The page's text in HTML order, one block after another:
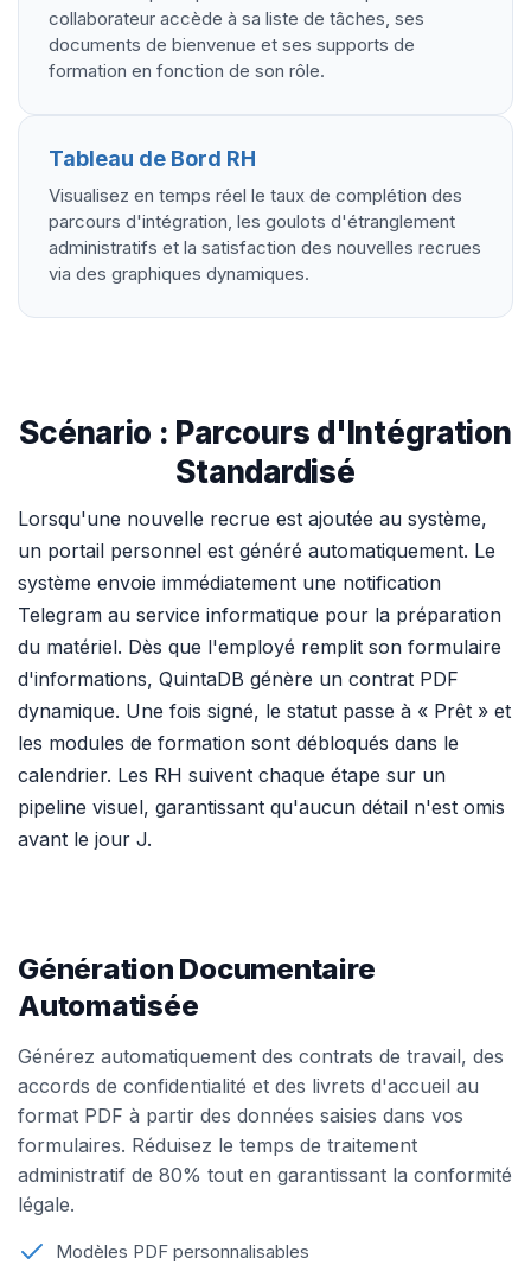
collaborateur accède à sa liste de tâches, ses
documents de bienvenue et ses supports de
formation en fonction de son rôle.
Tableau de Bord RH
Visualisez en temps réel le taux de complétion des
parcours d'intégration, les goulots d'étranglement
administratifs et la satisfaction des nouvelles recrues
via des graphiques dynamiques.
Scénario : Parcours d'Intégration
Standardisé
Lorsqu'une nouvelle recrue est ajoutée au système,
un portail personnel est généré automatiquement. Le
système envoie immédiatement une notification
Telegram au service informatique pour la préparation
du matériel. Dès que l'employé remplit son formulaire
d'informations, QuintaDB génère un contrat PDF
dynamique. Une fois signé, le statut passe à « Prêt » et
les modules de formation sont débloqués dans le
calendrier. Les RH suivent chaque étape sur un
pipeline visuel, garantissant qu'aucun détail n'est omis
avant le jour J.
Génération Documentaire
Automatisée
Générez automatiquement des contrats de travail, des
accords de confidentialité et des livrets d'accueil au
format PDF à partir des données saisies dans vos
formulaires. Réduisez le temps de traitement
administratif de 80% tout en garantissant la conformité
légale.
Modèles PDF personnalisables